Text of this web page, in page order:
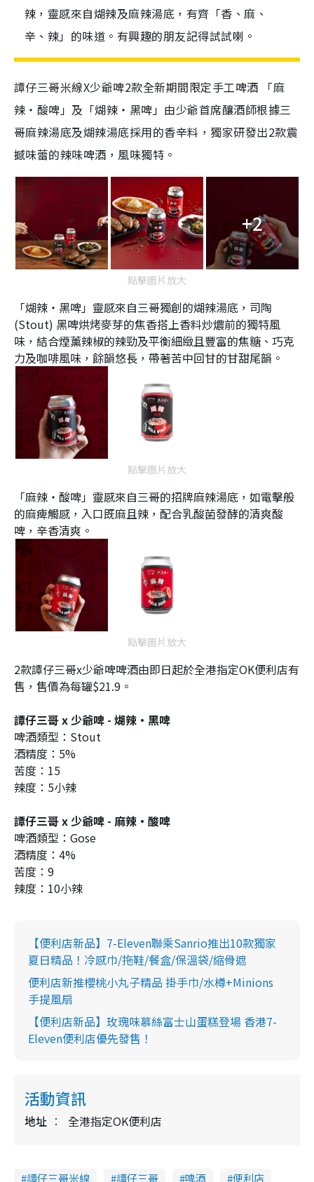
辣，靈感來自煳辣及麻辣湯底，有齊「香、麻、
辛、辣」的味道。有興趣的朋友記得試試喇。
譚仔三哥米線X少爺啤2款全新期間限定手工啤酒 「麻
辣‧酸啤」及「煳辣‧黑啤」由少爺首席釀酒師根據三
哥麻辣湯底及煳辣湯底採用的香辛料，獨家研發出2款震
撼味蕾的辣味啤酒，風味獨特。
+2
點擊圖片放大
「煳辣‧黑啤」靈感來自三哥獨創的煳辣湯底，司陶
(Stout) 黑啤烘烤麥芽的焦香搭上香料炒燶前的獨特風
味，結合煙薰辣椒的辣勁及平衡細緻且豐富的焦糖、巧克
力及咖啡風味，餘韻悠長，帶著苦中回甘的甘甜尾韻。
點擊圖片放大
「麻辣‧酸啤」靈感來自三哥的招牌麻辣湯底，如電擊般
的麻痺觸感，入口既麻且辣，配合乳酸菌發酵的清爽酸
啤，辛香清爽。
點擊圖片放大
2款譚仔三哥x少爺啤啤酒由即日起於全港指定OK便利店有
售，售價為每罐$21.9。
譚仔三哥 x 少爺啤 - 煳辣‧黑啤
啤酒類型：Stout
酒精度：5%
苦度：15
辣度：5小辣
譚仔三哥 x 少爺啤 - 麻辣‧酸啤
啤酒類型：Gose
酒精度：4%
苦度：9
辣度：10小辣
【便利店新品】7-Eleven聯乘Sanrio推出10款獨家
夏日精品！冷感巾/拖鞋/餐盒/保溫袋/縮骨遮
便利店新推櫻桃小丸子精品 掛手巾/水樽+Minions
手提風扇
【便利店新品】玫瑰味慕絲富士山蛋糕登場 香港7-
Eleven便利店優先發售！
活動資訊
地址 全港指定OK便利店
譚仔三哥米線 譚仔三哥 啤酒 便利店